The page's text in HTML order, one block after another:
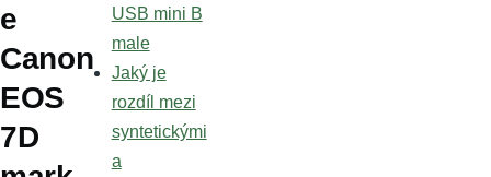
e
Canon
EOS
7D
USB mini B
male
Jaký je
rozdíl mezi
syntetickými
a